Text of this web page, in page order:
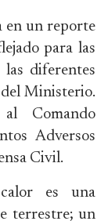
en un reporte
para las
las diferentes
del Ministerio.
Comando
Adversos
Civil.
es una
terrestre; un